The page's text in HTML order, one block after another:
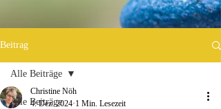
Beitrag
Alle Beiträge
Alle Beiträge
Christine Nöh
4. Dez. 2024 1 Min. Lesezeit